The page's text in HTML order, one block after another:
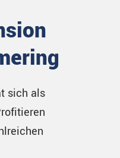
sich als